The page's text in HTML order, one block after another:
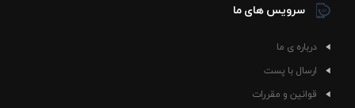
سرویس های ما
درباره ی ما
ارسال با پست
قوانین و مقررات